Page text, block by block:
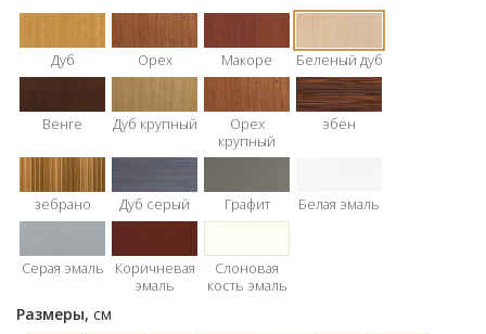
Дуб Орех Макоре Беленый дуб
Венге Дуб крупный
Орех
крупный
эбен
зебрано Дуб серый Графит Белая эмаль
Серая эмаль
Коричневая
эмаль
Слоновая
кость эмаль
Размеры, см